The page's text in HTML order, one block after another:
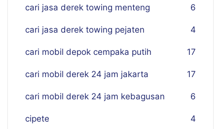
cari jasa derek towing menteng 6
cari jasa derek towing pejaten 4
cari mobil depok cempaka putih 17
cari mobil derek 24 jam jakarta 17
cari mobil derek 24 jam kebagusan 6
cipete 4